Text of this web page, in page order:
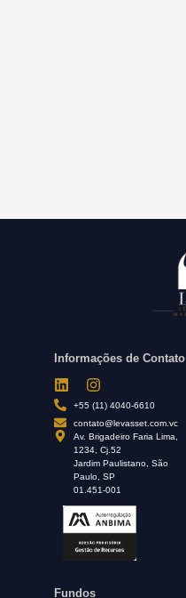
Informações de Contato
+55 (11) 4040-6610
contato@levasset.com.vc
Av. Brigadeiro Faria Lima,
1234, Cj.52
Jardim Paulistano, São
Paulo, SP
01.451-001
Fundos